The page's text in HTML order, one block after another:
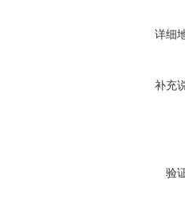
详细
补充
验